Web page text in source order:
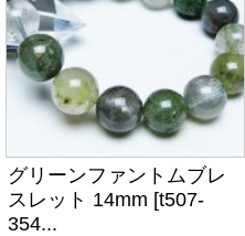
グリーンファントムブレ
スレット 14mm [t507-
354...